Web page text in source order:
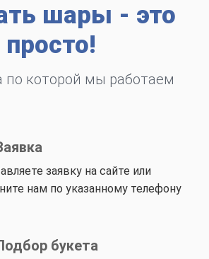
шары - это
просто!
по которой мы работаем
заявку на сайте или
нам по указанному телефону
букета